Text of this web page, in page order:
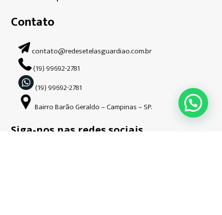
Contato
contato@redesetelasguardiao.com.br
(19) 99692-2781
(19) 99692-2781
Bairro Barão Geraldo – Campinas – SP.
Siga-nos nas redes sociais